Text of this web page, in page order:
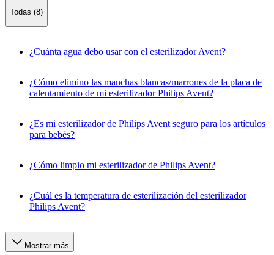
Todas (8)
¿Cuánta agua debo usar con el esterilizador Avent?
¿Cómo elimino las manchas blancas/marrones de la placa de
calentamiento de mi esterilizador Philips Avent?
¿Es mi esterilizador de Philips Avent seguro para los artículos
para bebés?
¿Cómo limpio mi esterilizador de Philips Avent?
¿Cuál es la temperatura de esterilización del esterilizador
Philips Avent?
Mostrar más